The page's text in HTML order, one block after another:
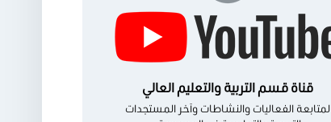
قناة قسم التربية والتعليم العالي
لمتابعة الفعاليات والنشاطات وآخر المستجدات